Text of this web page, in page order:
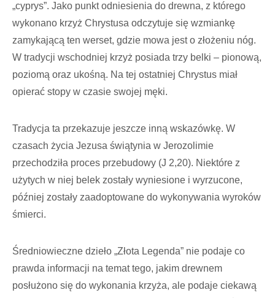
„cyprys”. Jako punkt odniesienia do drewna, z którego
wykonano krzyż Chrystusa odczytuje się wzmiankę
zamykającą ten werset, gdzie mowa jest o złożeniu nóg.
W tradycji wschodniej krzyż posiada trzy belki – pionową,
poziomą oraz ukośną. Na tej ostatniej Chrystus miał
opierać stopy w czasie swojej męki.
Tradycja ta przekazuje jeszcze inną wskazówkę. W
czasach życia Jezusa świątynia w Jerozolimie
przechodziła proces przebudowy (J 2,20). Niektóre z
użytych w niej belek zostały wyniesione i wyrzucone,
później zostały zaadoptowane do wykonywania wyroków
śmierci.
Średniowieczne dzieło „Złota Legenda” nie podaje co
prawda informacji na temat tego, jakim drewnem
posłużono się do wykonania krzyża, ale podaje ciekawą